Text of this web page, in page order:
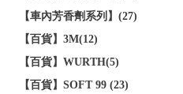
【車內芳香劑系列】(27)
【百貨】3M(12)
【百貨】WURTH(5)
【百貨】SOFT 99 (23)